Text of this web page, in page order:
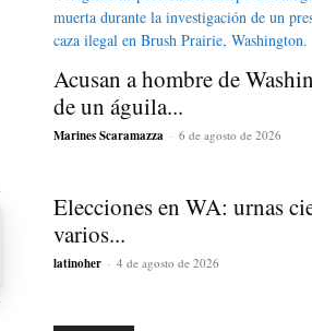
Acusan a hombre de
de un águila...
Marines Scaramazza - 6 de agosto de 2026
Elecciones en WA: urnas
varios...
latinoher - 4 de agosto de 2026